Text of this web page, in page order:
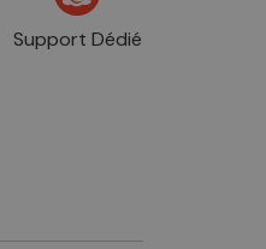
Support Dédié